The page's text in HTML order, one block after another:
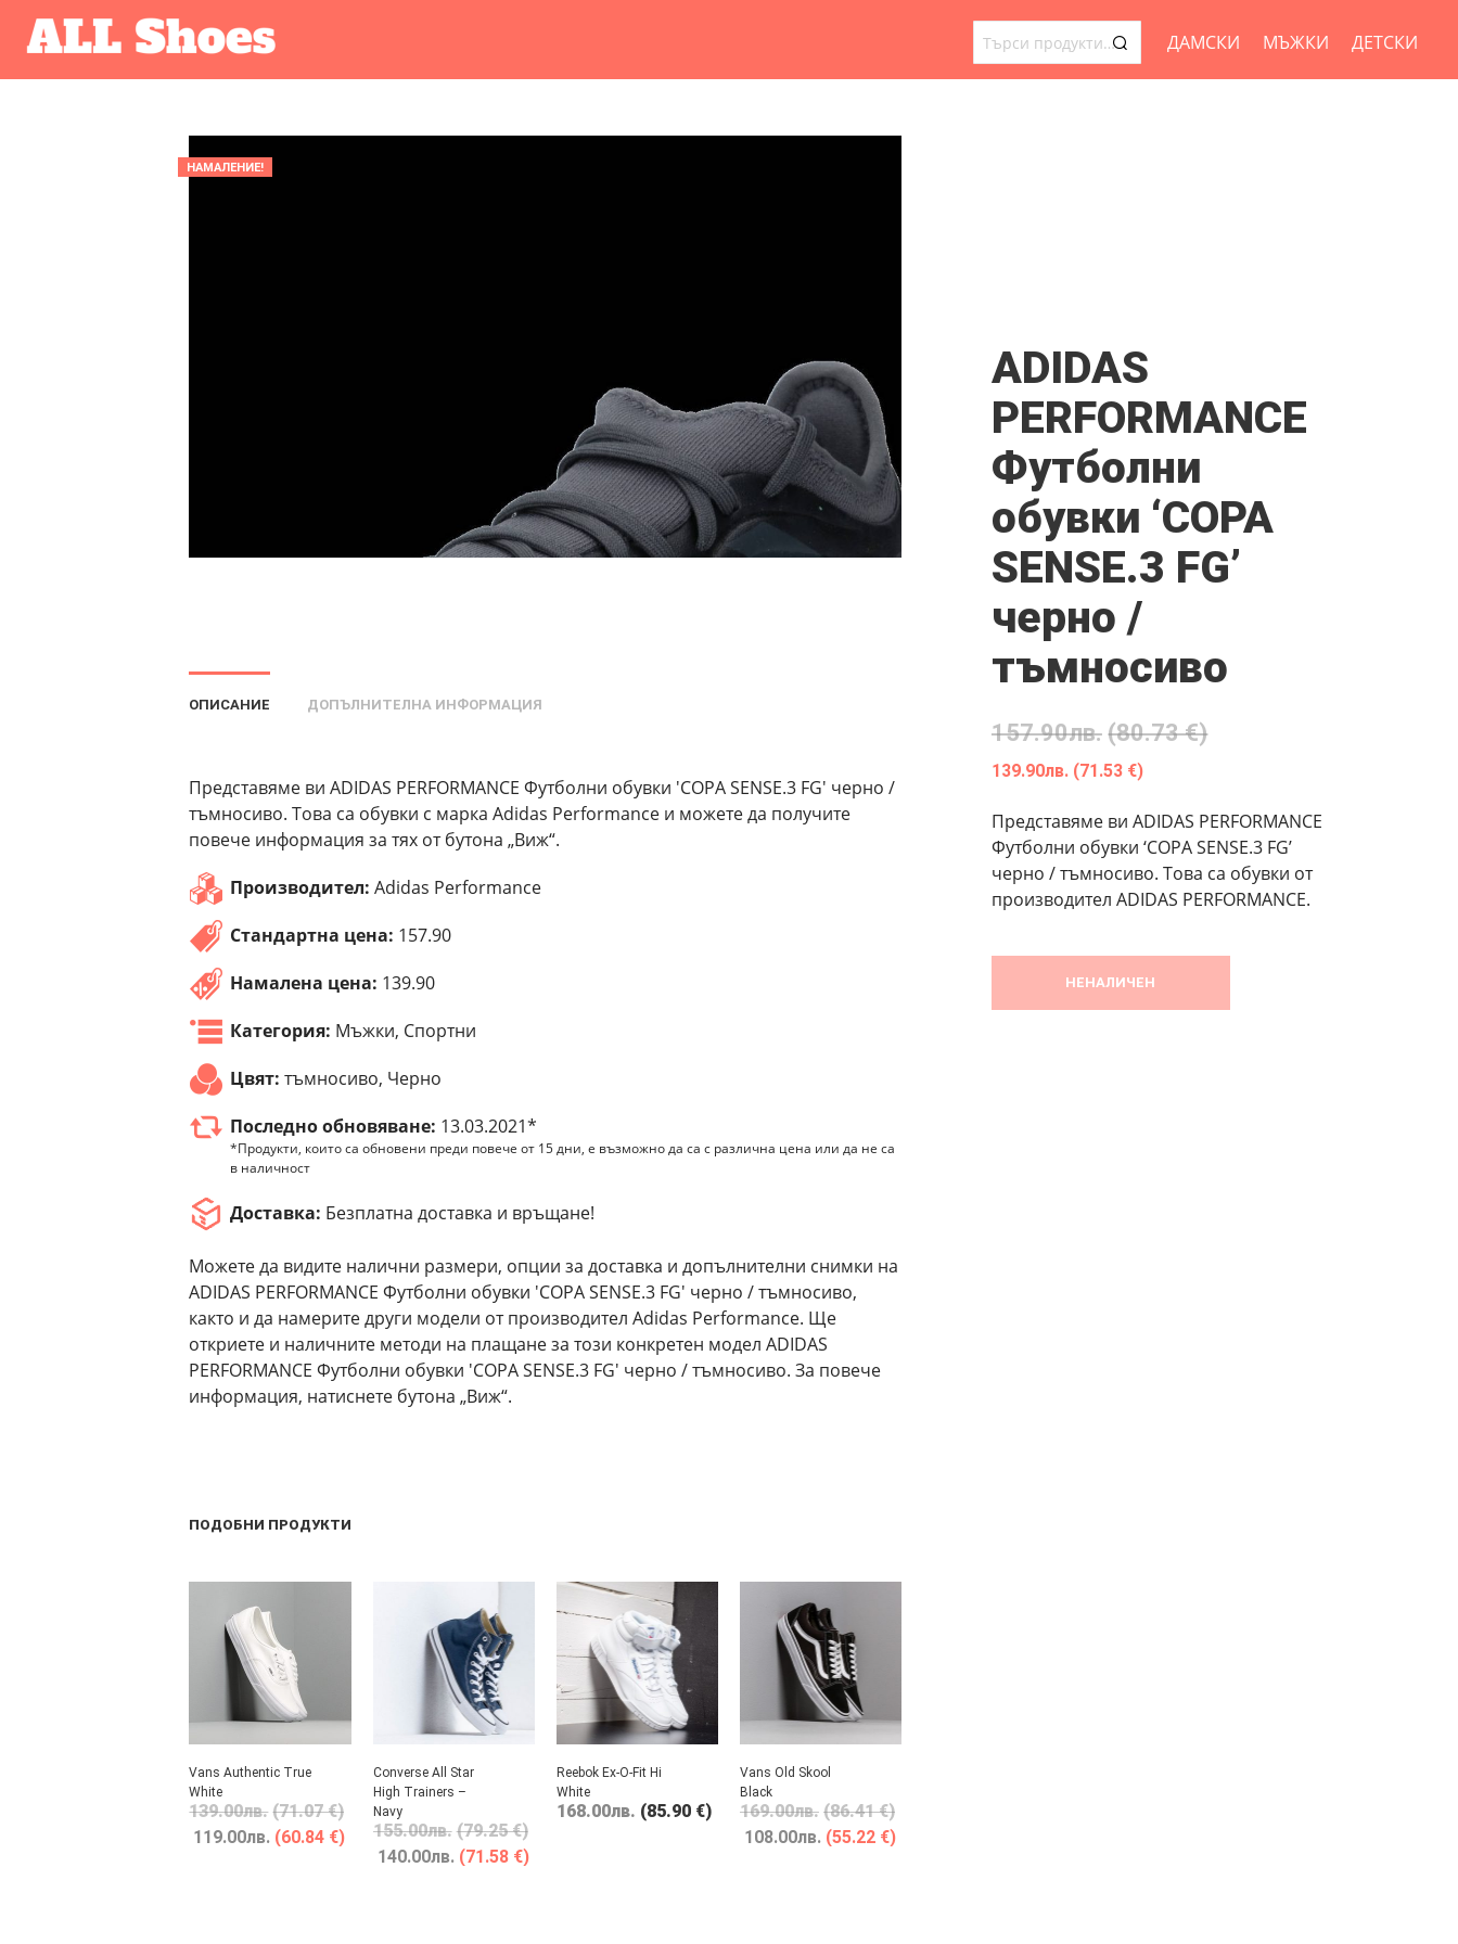
ТЪРСЕНЕ
ДАМСКИ МЪЖКИ ДЕТСКИ
НАМАЛЕНИЕ!
ADIDAS
PERFORMANCE
Футболни
обувки ‘COPA
SENSE.3 FG’
черно /
тъмносиво
157.90лв. (80.73 €)
139.90лв. (71.53 €)
Представяме ви ADIDAS PERFORMANCE
Футболни обувки ‘COPA SENSE.3 FG’
черно / тъмносиво. Това са обувки от
производител ADIDAS PERFORMANCE.
НЕНАЛИЧЕН
ОПИСАНИЕ ДОПЪЛНИТЕЛНА ИНФОРМАЦИЯ
Представяме ви ADIDAS PERFORMANCE Футболни обувки 'COPA SENSE.3 FG' черно /
тъмносиво. Това са обувки с марка Adidas Performance и можете да получите
повече информация за тях от бутона „Виж“.
Производител: Adidas Performance
Стандартна цена: 157.90
Намалена цена: 139.90
Категория: Мъжки, Спортни
Цвят: тъмносиво, Черно
Последно обновяване: 13.03.2021*
*Продукти, които са обновени преди повече от 15 дни, е възможно да са с различна цена или да не са
в наличност
Доставка: Безплатна доставка и връщане!
Можете да видите налични размери, опции за доставка и допълнителни снимки на
ADIDAS PERFORMANCE Футболни обувки 'COPA SENSE.3 FG' черно / тъмносиво,
както и да намерите други модели от производител Adidas Performance. Ще
откриете и наличните методи на плащане за този конкретен модел ADIDAS
PERFORMANCE Футболни обувки 'COPA SENSE.3 FG' черно / тъмносиво. За повече
информация, натиснете бутона „Виж“.
ПОДОБНИ ПРОДУКТИ
Vans Authentic True
White
139.00лв. (71.07 €)
119.00лв. (60.84 €)
Converse All Star
High Trainers –
Navy
155.00лв. (79.25 €)
140.00лв. (71.58 €)
Reebok Ex-O-Fit Hi
White
168.00лв. (85.90 €)
Vans Old Skool
Black
169.00лв. (86.41 €)
108.00лв. (55.22 €)